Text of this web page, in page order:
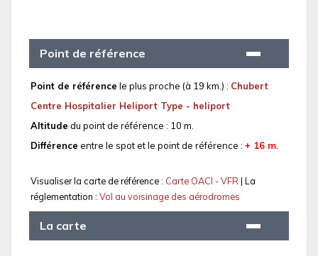
Point de référence
Point de référence le plus proche (à 19 km.) : Chubert
Centre Hospitalier Heliport Type - heliport
Altitude du point de référence : 10 m.
Différence entre le spot et le point de référence : + 16 m.
Visualiser la carte de référence : Carte OACI - VFR| La
réglementation : Vol au voisinage des aérodromes
La carte